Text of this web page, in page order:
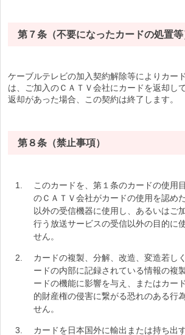
第７条（不要になったカードの処置等
ケーブルテレビの加入契約解除等によりカー
は、ご加入のＣＡＴＶ会社にカードを返却し
返却があった場合、この契約は終了します。
第８条（禁止事項）
このカードを、第１条のカードの使用
のＣＡＴＶ会社がカードの使用を認め
以外の受信機器に使用し、あるいはご
行う放送サービスの受信以外の目的に
せん。
カードの複製、分解、改造、変造若し
ードの内部に記録されている情報の複
ードの機能に影響を与え、またはカー
的財産権の侵害に繋がる恐れのある行
せん。
カードを日本国外に輸出または持ち出